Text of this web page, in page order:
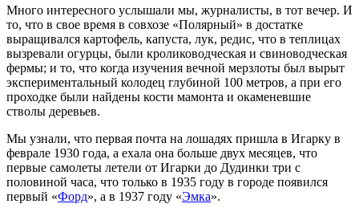
Много интересного услышали мы, журналисты, в тот вечер. И
то, что в свое время в совхозе «Полярный» в достатке
выращивался картофель, капуста, лук, редис, что в теплицах
вызревали огурцы, были кролиководческая и свиноводческая
фермы; и то, что когда изучения вечной мерзлоты был вырыт
экспериментальный колодец глубиной 100 метров, а при его
проходке были найдены кости мамонта и окаменевшие
стволы деревьев.
Мы узнали, что первая почта на лошадях пришла в Игарку в
феврале 1930 года, а ехала она больше двух месяцев, что
первые самолеты летели от Игарки до Дудинки три с
половиной часа, что только в 1935 году в городе появился
первый «Форд», а в 1937 году «Эмка».